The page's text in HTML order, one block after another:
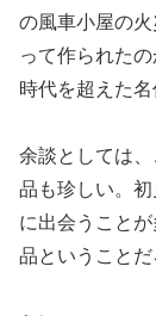
の風車小屋の
って作られた
時代を超えた名
余談としては
品も珍しい。
に出会うこと
品ということだ